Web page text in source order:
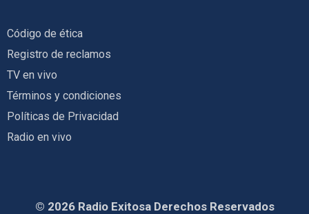
Código de ética
Registro de reclamos
TV en vivo
Términos y condiciones
Políticas de Privacidad
Radio en vivo
© 2026 Radio Exitosa Derechos Reservados